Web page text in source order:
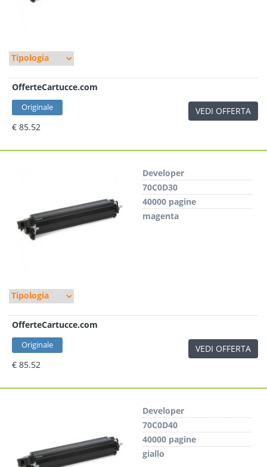
OfferteCartucce.com
Originale
€ 85.52
VEDI OFFERTA
Developer
70C0D30
40000 pagine
magenta
OfferteCartucce.com
Originale
€ 85.52
VEDI OFFERTA
Developer
70C0D40
40000 pagine
giallo